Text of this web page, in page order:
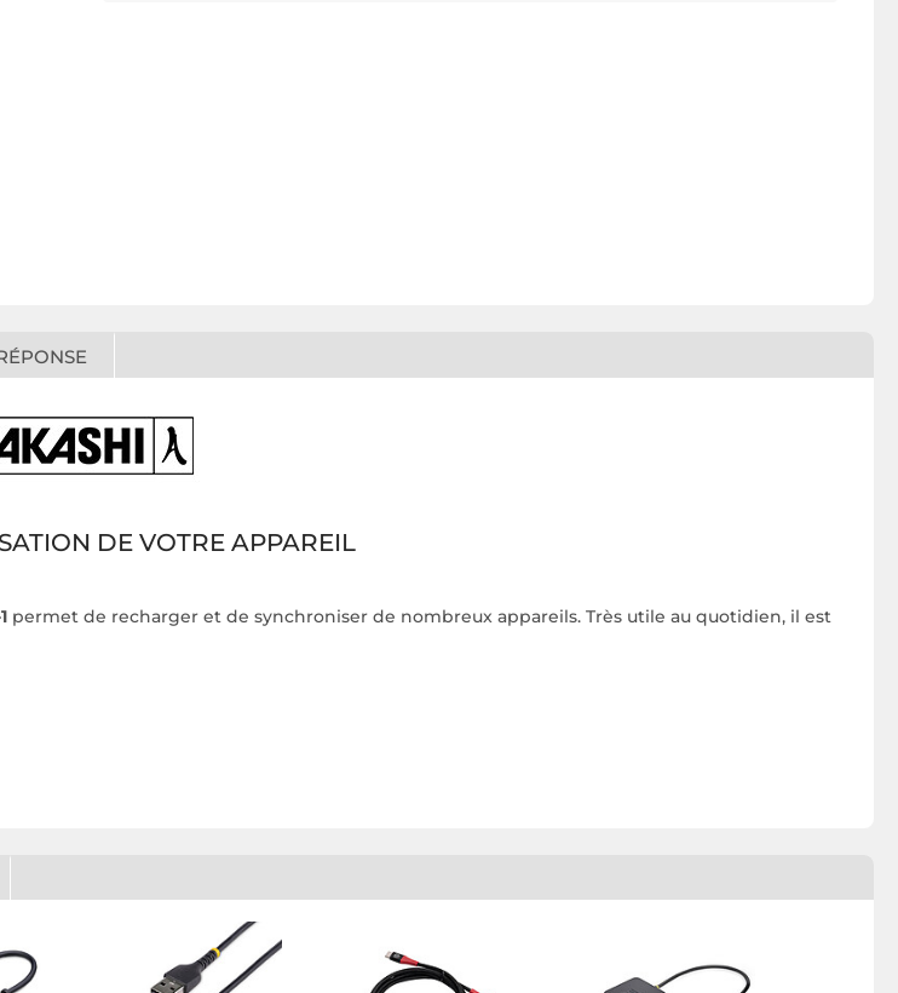
DE VOTRE APPAREIL
permet de recharger et de synchroniser de nombreux appareils. Très utile au quotidien, il est